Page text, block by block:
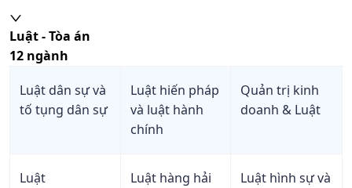
7 D14
8 C04 Ngữ văn, Toán, Địa lí
chi
tiết
tiết
Luật - Tòa án
12 ngành
Luật dân sự và
tố tụng dân sự
Luật hiến pháp
và luật hành
chính
Quản trị kinh
doanh & Luật
Luật Luật hàng hải
Luật hình sự và